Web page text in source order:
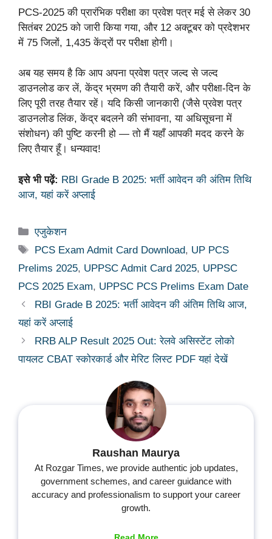
PCS-2025 की प्रारंभिक परीक्षा का प्रवेश पत्र मई से लेकर 30
सितंबर 2025 को जारी किया गया, और 12 अक्टूबर को प्रदेशभर
में 75 जिलों, 1,435 केंद्रों पर परीक्षा होगी।
अब यह समय है कि आप अपना प्रवेश पत्र जल्द से जल्द
डाउनलोड कर लें, केंद्र भ्रमण की तैयारी करें, और परीक्षा-दिन के
लिए पूरी तरह तैयार रहें। यदि किसी जानकारी (जैसे प्रवेश पत्र
डाउनलोड लिंक, केंद्र बदलने की संभावना, या अधिसूचना में
संशोधन) की पुष्टि करनी हो — तो मैं यहाँ आपकी मदद करने के
लिए तैयार हूँ। धन्यवाद!
इसे भी पढ़ें: RBI Grade B 2025: भर्ती आवेदन की अंतिम तिथि
आज, यहां करें अप्लाई
Categories
एजुकेशन
Tags
PCS Exam Admit Card Download, UP PCS
Prelims 2025, UPPSC Admit Card 2025, UPPSC
PCS 2025 Exam, UPPSC PCS Prelims Exam Date
RBI Grade B 2025: भर्ती आवेदन की अंतिम तिथि आज,
यहां करें अप्लाई
RRB ALP Result 2025 Out: रेलवे असिस्टेंट लोको
पायलट CBAT स्कोरकार्ड और मेरिट लिस्ट PDF यहां देखें
Raushan Maurya
At Rozgar Times, we provide authentic job updates,
government schemes, and career guidance with
accuracy and professionalism to support your career
growth.